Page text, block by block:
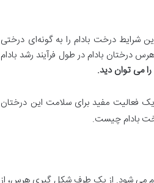
شرایط درخت بادام را به گونه‌ای درختی
درختان بادام در طول فرآیند رشد بادام
را می توان دید.
فعالیت مفید برای سلامت این درختان
بادام چیست.